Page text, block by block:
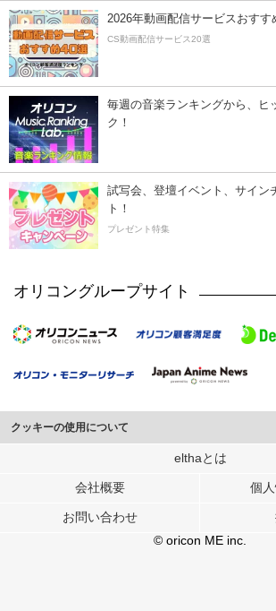
2026年動画配信サービスおすす
CS動画配信サービス20選
毎週の音楽ランキングから、ヒ
ク！
試写会、登壇イベント、サイン
ト！
プレゼント特集
オリコングループサイト
クッキーの使用について
このサイトでは Cookie を使用して、ユーザーに合わ
行っています。
メディアや広告配信、データ解析の各パートナーに提
各パートナーは、この情報とユーザーが各パートナー
ユーザーが各パートナーのサービスを使用したときに
elthaとは
会社概要 個
お問い合わせ
© oricon ME inc.